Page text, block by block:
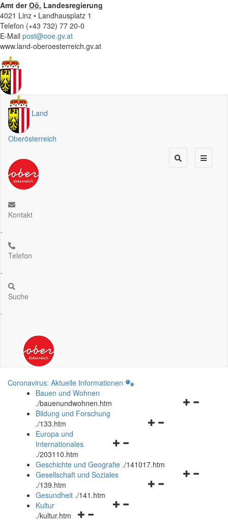
Amt derOö. Landesregierung
4021 Linz • Landhausplatz 1
Telefon (+43 732) 77 20-0
E-Mail post@ooe.gv.at
www.land-oberoesterreich.gv.at
Land
Oberösterreich
Kontakt
.
Telefon
.
Suche
.
Coronavirus: Aktuelle Informationen
Bauen und Wohnen
./bauenundwohnen.htm
Navigationsmenü
Bildung und Forschung
./133.htm
Navigationsmenü
und
schließen
Europa und
Internationales
./203110.htm
Geschichte und Geografie ./141017.htm
Navigationsmenü
Gesellschaft und Soziales
./139.htm
Navigationsmenü
Gesundheit ./141.htm
Navigationsmenü
Kultur
./kultur.htm